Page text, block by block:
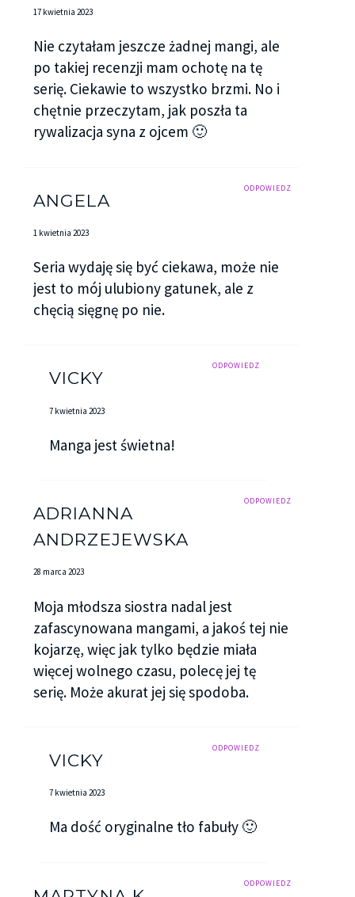
17 kwietnia 2023
Nie czytałam jeszcze żadnej mangi, ale
po takiej recenzji mam ochotę na tę
serię. Ciekawie to wszystko brzmi. No i
chętnie przeczytam, jak poszła ta
rywalizacja syna z ojcem 🙂
ODPOWIEDZ
ANGELA
1 kwietnia 2023
Seria wydaję się być ciekawa, może nie
jest to mój ulubiony gatunek, ale z
chęcią sięgnę po nie.
ODPOWIEDZ
VICKY
7 kwietnia 2023
Manga jest świetna!
ODPOWIEDZ
ADRIANNA
ANDRZEJEWSKA
28 marca 2023
Moja młodsza siostra nadal jest
zafascynowana mangami, a jakoś tej nie
kojarzę, więc jak tylko będzie miała
więcej wolnego czasu, polecę jej tę
serię. Może akurat jej się spodoba.
ODPOWIEDZ
VICKY
7 kwietnia 2023
Ma dość oryginalne tło fabuły 🙂
ODPOWIEDZ